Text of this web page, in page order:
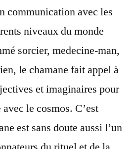
communication avec les
niveaux du monde
sorcier, medecine-man,
le chamane fait appel à
et imaginaires pour
le cosmos. C’est
est sans doute aussi l’un